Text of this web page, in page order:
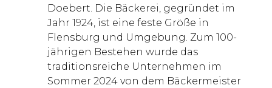
Doebert. Die Bäckerei, gegründet im
Jahr 1924, ist eine feste Größe in
Flensburg und Umgebung. Zum 100-
jährigen Bestehen wurde das
traditionsreiche Unternehmen im
Sommer 2024 von dem Bäckermeister